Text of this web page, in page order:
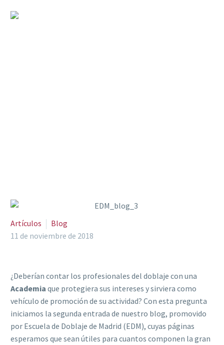
Artículos
Blog
11 de noviembre de 2018
¿Deberían contar los profesionales del doblaje con una
Academia que protegiera sus intereses y sirviera como
vehículo de promoción de su actividad? Con esta pregunta
iniciamos la segunda entrada de nuestro blog, promovido
por Escuela de Doblaje de Madrid (EDM), cuyas páginas
esperamos que sean útiles para cuantos componen la gran